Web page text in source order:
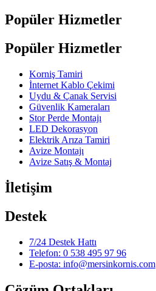
Popüler Hizmetler
Popüler Hizmetler
Korniş Tamiri
İnternet Kablo Çekimi
Uydu & Çanak Servisi
Güvenlik Kameraları
Stor Perde Montajı
LED Dekorasyon
Elektrik Arıza Tamiri
Avize Montajı
Avize Satış & Montaj
İletişim
Destek
7/24 Destek Hattı
Telefon: 0 538 495 97 96
E-posta: info@mersinkornis.com